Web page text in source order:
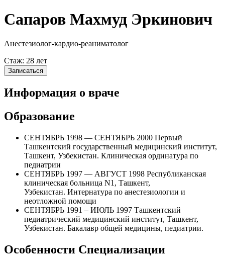
Сапаров Махмуд Эркинович
Анестезиолог-кардио-реаниматолог
Стаж: 28 лет
Записаться
Информация о враче
Образование
СЕНТЯБРЬ 1998 — СЕНТЯБРЬ 2000 Первый
Ташкентский государственный медицинский институт,
Ташкент, Узбекистан. Клиническая ординатура по
педиатрии
СЕНТЯБРЬ 1997 — АВГУСТ 1998 Республиканская
клиническая больница N1, Ташкент,
Узбекистан. Интернатура по анестезиологии и
неотложной помощи
СЕНТЯБРЬ 1991 – ИЮЛЬ 1997 Ташкентский
педиатрический медицинский институт, Ташкент,
Узбекистан. Бакалавр общей медицины, педиатрии.
Особенности Специализации